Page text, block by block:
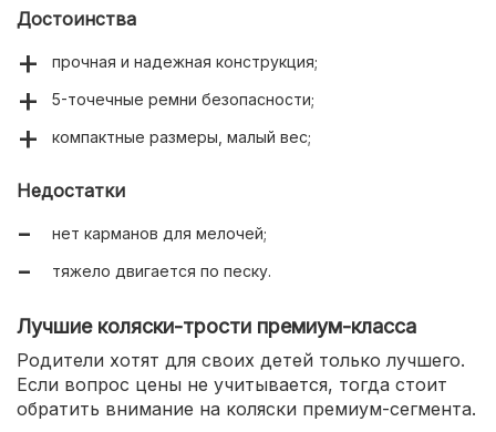
Достоинства
прочная и надежная конструкция;
5-точечные ремни безопасности;
компактные размеры, малый вес;
Недостатки
нет карманов для мелочей;
тяжело двигается по песку.
Лучшие коляски-трости премиум-класса
Родители хотят для своих детей только лучшего.
Если вопрос цены не учитывается, тогда стоит
обратить внимание на коляски премиум-сегмента.